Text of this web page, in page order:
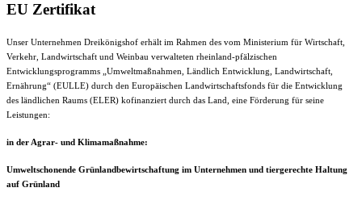
EU Zertifikat
Unser Unternehmen Dreikönigshof erhält im Rahmen des vom Ministerium für Wirtschaft,
Verkehr, Landwirtschaft und Weinbau verwalteten rheinland-pfälzischen
Entwicklungsprogramms „Umweltmaßnahmen, Ländlich Entwicklung, Landwirtschaft,
Ernährung“ (EULLE) durch den Europäischen Landwirtschaftsfonds für die Entwicklung
des ländlichen Raums (ELER) kofinanziert durch das Land, eine Förderung für seine
Leistungen:
in der Agrar- und Klimamaßnahme:
Umweltschonende Grünlandbewirtschaftung im Unternehmen und tiergerechte Haltung
auf Grünland